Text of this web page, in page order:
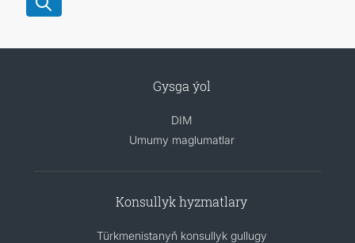
Gysga ýol
DIM
Umumy maglumatlar
Konsullyk hyzmatlary
Türkmenistanyň konsullyk gullugy